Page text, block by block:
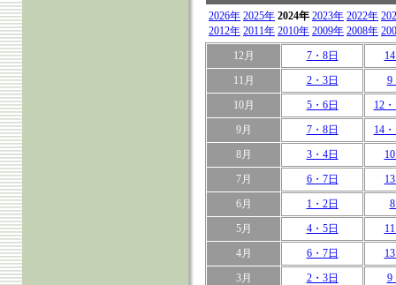
2026年 2025年 2024年 2023年 2022年
2012年 2011年 2010年 2009年 2008年
12月
7・8日
11月
2・3日
9
10月
5・6日
12
9月
7・8日
14
8月
3・4日
7月
6・7日
6月
1・2日
5月
4・5日
4月
6・7日
3月
2・3日
9